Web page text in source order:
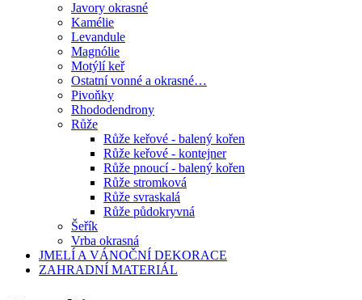
Javory okrasné
Kamélie
Levandule
Magnólie
Motýlí keř
Ostatní vonné a okrasné…
Pivoňky
Rhododendrony
Růže
Růže keřové - balený kořen
Růže keřové - kontejner
Růže pnoucí - balený kořen
Růže stromková
Růže svraskalá
Růže půdokryvná
Šeřík
Vrba okrasná
JMELÍ A VÁNOČNÍ DEKORACE
ZAHRADNÍ MATERIÁL